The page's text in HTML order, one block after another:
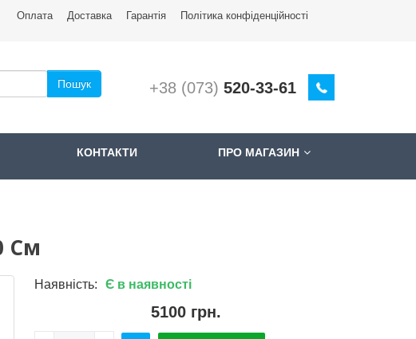
Оплата Доставкa Гарантія Політика конфіденційності
Пошук +38 (073) 520-33-61
КОНТАКТИ ПРО МАГАЗИН
См
Наявність: Є в наявності
5100 грн.